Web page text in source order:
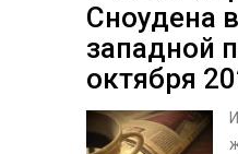
Сноудена
западной
октября